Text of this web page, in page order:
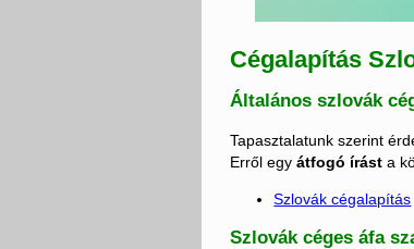
Cégalapítás
Általános szlovák
Tapasztalatunk szerint
Erről egyátfogó írásta
Szlovák cégalapítás
Szlovák céges áfa